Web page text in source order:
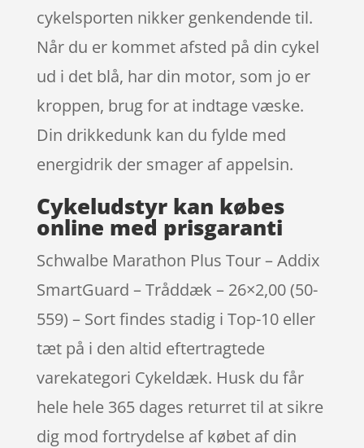
cykelsporten nikker genkendende til.
Når du er kommet afsted på din cykel
ud i det blå, har din motor, som jo er
kroppen, brug for at indtage væske.
Din drikkedunk kan du fylde med
energidrik der smager af appelsin.
Cykeludstyr kan købes
online med prisgaranti
Schwalbe Marathon Plus Tour – Addix
SmartGuard – Tråddæk – 26×2,00 (50-
559) – Sort findes stadig i Top-10 eller
tæt på i den altid eftertragtede
varekategori Cykeldæk. Husk du får
hele hele 365 dages returret til at sikre
dig mod fortrydelse af købet af din